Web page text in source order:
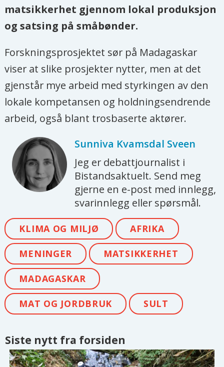
matsikkerhet gjennom lokal produksjon
og satsing på småbønder.
Forskningsprosjektet sør på Madagaskar
viser at slike prosjekter nytter, men at det
gjenstår mye arbeid med styrkingen av den
lokale kompetansen og holdningsendrende
arbeid, også blant trosbaserte aktører.
Sunniva Kvamsdal Sveen
Jeg er debattjournalist i
Bistandsaktuelt. Send meg
gjerne en e-post med innlegg,
svarinnlegg eller spørsmål.
KLIMA OG MILJØ AFRIKA
MENINGER MATSIKKERHET
MADAGASKAR
MAT OG JORDBRUK SULT
Siste nytt fra forsiden